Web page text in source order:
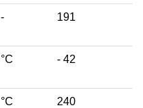
- 191
°C - 42
°С 240